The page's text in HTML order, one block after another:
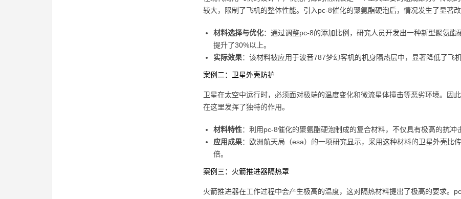
较大，限制了飞机的整体性能。引入pc-8催化的聚氨酯硬泡后，情况发生了显著改
材料选择与优化：通过调整pc-8的添加比例，研究人员开发出一种新型聚氨
提升了30%以上。
实际效果：该材料被应用于波音787梦幻客机的机身隔热层中，显著降低了飞
案例二：卫星外壳防护
卫星在太空中运行时，必须面对极端的温度变化和微流星体撞击等恶劣环境。因
在这里发挥了独特的作用。
材料特性：利用pc-8催化的聚氨酯硬泡制成的复合材料，不仅具有极高的抗冲
应用成果：欧洲航天局（esa）的一项研究显示，采用这种材料的卫星外壳比
倍。
案例三：火箭推进器隔热罩
火箭推进器在工作过程中会产生极高的温度，这对隔热材料提出了极高的要求。